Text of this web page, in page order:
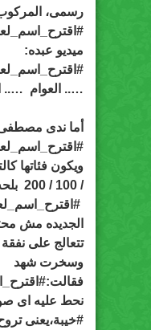
رسمى‏،
ميديو عبده:
….. العوام …..
أما ندى
/
الجديده مش
تتعالج على نفقة
وسخرت شهد
نحط عليه اى
#خيبة،يعنى